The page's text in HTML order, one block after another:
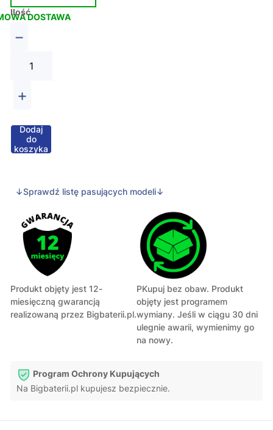
DOSTAWA
Ilość
−
+
Dodaj
do
koszyka
↓Sprawdź listę pasujących modeli↓
Produkt objęty jest 12-
miesięczną gwarancją
realizowaną przez Bigbaterii.pl.
PKupuj bez obaw. Produkt
objęty jest programem
wymiany. Jeśli w ciągu 30 dni
ulegnie awarii, wymienimy go
na nowy.
Program Ochrony Kupujących
Na Bigbaterii.pl kupujesz bezpiecznie.